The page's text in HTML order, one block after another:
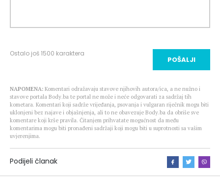
Ostalo još1500 karaktera
POŠALJI
NAPOMENA: Komentari odražavaju stavove njihovih autora/ica, a ne nužno i
stavove portala Body.ba te portal ne može i neće odgovarati za sadržaj tih
kometara. Komentari koji sadrže vrijeđanja, psovanja i vulgaran riječnik mogu biti
uklonjeni bez najave i objašnjenja, ali to ne obavezuje Body.ba da obriše sve
komentare koji krše pravila. Čitanjem prihvatate mogućnost da među
komentarima mogu biti pronađeni sadržaji koji mogu biti u suprotnosti sa vašim
uvjerenjima.
Podijeli članak